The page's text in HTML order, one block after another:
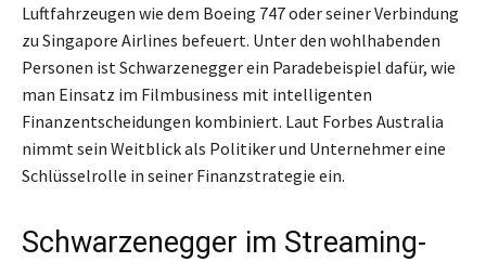
Luftfahrzeugen wie dem Boeing 747 oder seiner Verbindung
zu Singapore Airlines befeuert. Unter den wohlhabenden
Personen ist Schwarzenegger ein Paradebeispiel dafür, wie
man Einsatz im Filmbusiness mit intelligenten
Finanzentscheidungen kombiniert. Laut Forbes Australia
nimmt sein Weitblick als Politiker und Unternehmer eine
Schlüsselrolle in seiner Finanzstrategie ein.
Schwarzenegger im Streaming-